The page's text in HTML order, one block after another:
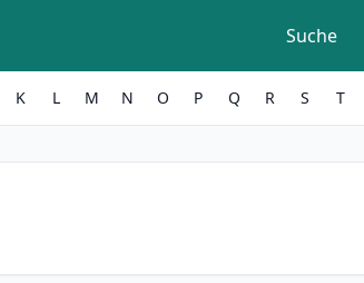
Suche
K L M N O P Q R S T